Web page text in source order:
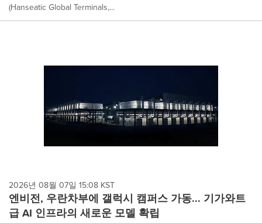
(Hanseatic Global Terminals,...
2026년 08월 07일 15:08 KST
엔비전, 우란차부에 갤럭시 캠퍼스 가동... 기가와트
급 AI 인프라의 새로운 모델 확립